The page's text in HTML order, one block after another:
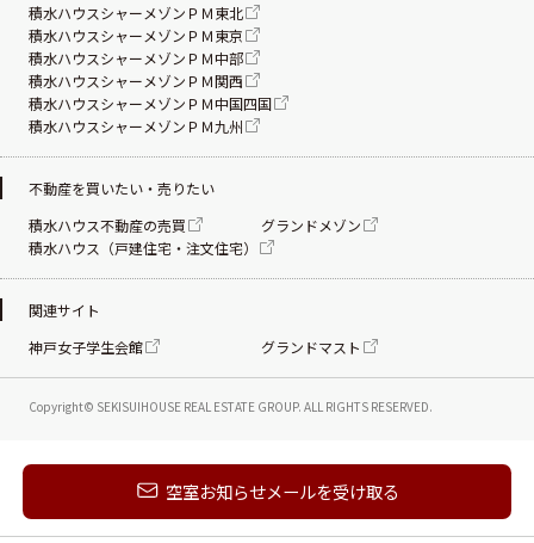
新着メールを受け取る
空室お知らせメールを受け取る
Copyright© SEKISUIHOUSE REAL ESTATE GROUP. ALL RIGHTS RESERVED.
積水ハウスシャーメゾンＰＭ東北
積水ハウスシャーメゾンＰＭ東京
積水ハウスシャーメゾンＰＭ中部
積水ハウスシャーメゾンＰＭ関西
積水ハウスシャーメゾンＰＭ中国四国
積水ハウスシャーメゾンＰＭ九州
不動産を買いたい・売りたい
積水ハウス不動産の売買
グランドメゾン
積水ハウス（戸建住宅・注文住宅）
関連サイト
神戸女子学生会館
グランドマスト